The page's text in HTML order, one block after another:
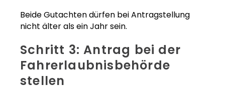
Beide Gutachten dürfen bei Antragstellung
nicht älter als ein Jahr sein.
Schritt 3: Antrag bei der
Fahrerlaubnisbehörde
stellen